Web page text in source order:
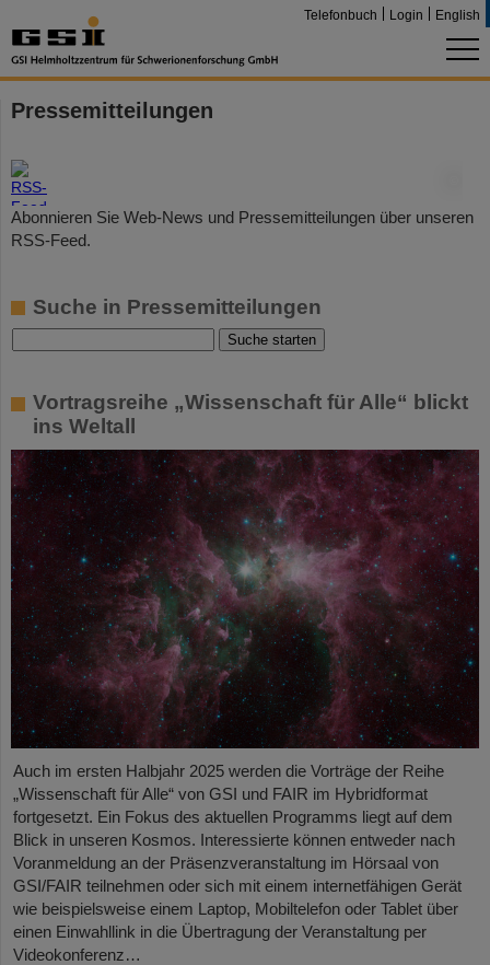
Telefonbuch Login English
Pressemitteilungen
Abonnieren Sie Web-News und Pressemitteilungen über unseren
RSS-Feed.
Suche in Pressemitteilungen
Vortragsreihe „Wissenschaft für Alle“ blickt
ins Weltall
Auch im ersten Halbjahr 2025 werden die Vorträge der Reihe
„Wissenschaft für Alle“ von GSI und FAIR im Hybridformat
fortgesetzt. Ein Fokus des aktuellen Programms liegt auf dem
Blick in unseren Kosmos. Interessierte können entweder nach
Voranmeldung an der Präsenzveranstaltung im Hörsaal von
GSI/FAIR teilnehmen oder sich mit einem internetfähigen Gerät
wie beispielsweise einem Laptop, Mobiltelefon oder Tablet über
einen Einwahllink in die Übertragung der Veranstaltung per
Videokonferenz…